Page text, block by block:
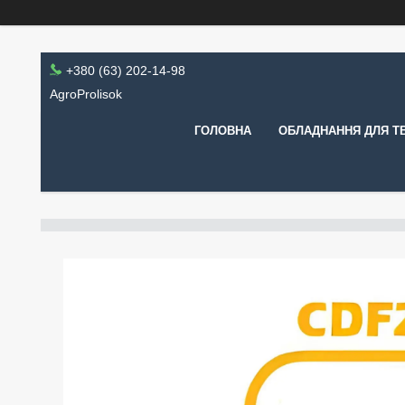
+380 (63) 202-14-98
AgroProlisok
ГОЛОВНА ОБЛАДНАННЯ ДЛЯ